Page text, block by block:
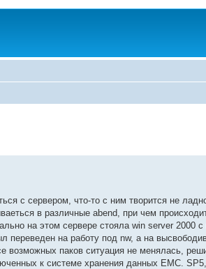
с сервером, что-то с ним творится не
в различные abend, при чем
на этом сервере стояла win server 2000
на работу под nw, а на
паков ситуация не менялась,
к системе хранения данных EMC.